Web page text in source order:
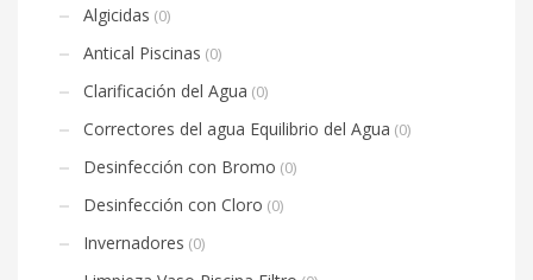
Algicidas (0)
Antical Piscinas (0)
Clarificación del Agua (0)
Correctores del agua Equilibrio del Agua (0)
Desinfección con Bromo (0)
Desinfección con Cloro (0)
Invernadores (0)